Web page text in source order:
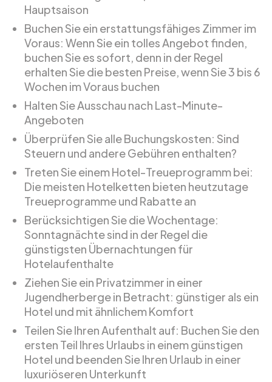
Hauptsaison
Buchen Sie ein erstattungsfähiges Zimmer im
Voraus: Wenn Sie ein tolles Angebot finden,
buchen Sie es sofort, denn in der Regel
erhalten Sie die besten Preise, wenn Sie 3 bis 6
Wochen im Voraus buchen
Halten Sie Ausschau nach Last-Minute-
Angeboten
Überprüfen Sie alle Buchungskosten: Sind
Steuern und andere Gebühren enthalten?
Treten Sie einem Hotel-Treueprogramm bei:
Die meisten Hotelketten bieten heutzutage
Treueprogramme und Rabatte an
Berücksichtigen Sie die Wochentage:
Sonntagnächte sind in der Regel die
günstigsten Übernachtungen für
Hotelaufenthalte
Ziehen Sie ein Privatzimmer in einer
Jugendherberge in Betracht: günstiger als ein
Hotel und mit ähnlichem Komfort
Teilen Sie Ihren Aufenthalt auf: Buchen Sie den
ersten Teil Ihres Urlaubs in einem günstigen
Hotel und beenden Sie Ihren Urlaub in einer
luxuriöseren Unterkunft